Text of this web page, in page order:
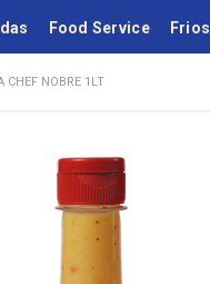
Food Service Frios
CHEF NOBRE 1LT